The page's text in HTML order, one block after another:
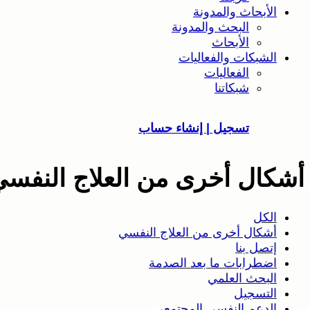
الأبحاث والمدونة
البحث والمدونة
الأبحاث
الشبكات والفعاليات
الفعاليات
شبكاتنا
تسجيل | إنشاء حساب
أشكال أخرى من العلاج
الكل
أشكال أخرى من العلاج النفسي
إتصل بنا
اضطرابات ما بعد الصدمة
البحث العلمي
التسجيل